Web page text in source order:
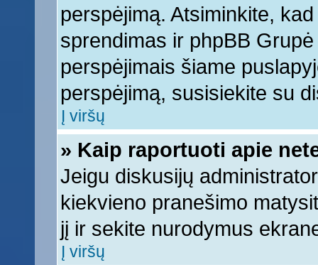
perspėjimą. Atsiminkite,
sprendimas ir phpBB
perspėjimais šiame
perspėjimą, susisiekite su
Į viršų
» Kaip raportuoti apie
Jeigu diskusijų
kiekvieno pranešimo
jį ir sekite nurodymus
Į viršų